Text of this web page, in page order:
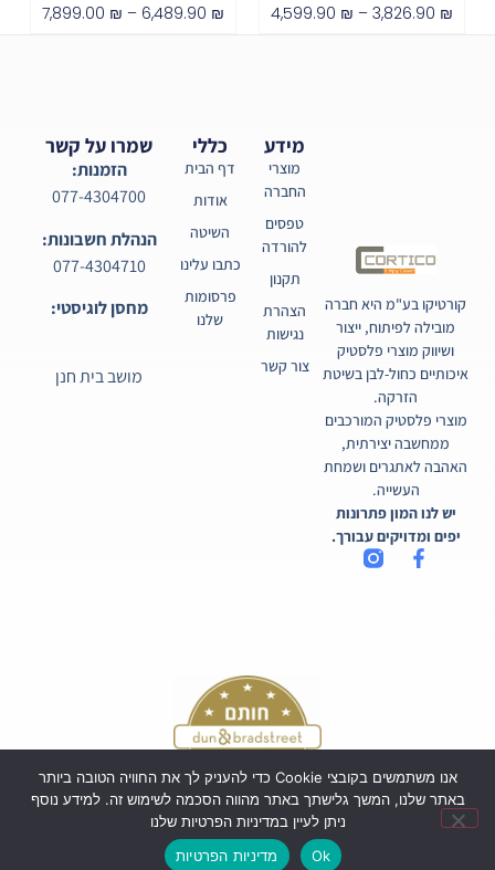
3,826.90 ₪
–
4,599.90 ₪
6,489.90 ₪
–
7,899.00 ₪
קורטיקו בע"מ היא חברה
מובילה לפיתוח, ייצור
ושיווק מוצרי פלסטיק
איכותיים כחול-לבן בשיטת
הזרקה.
מוצרי פלסטיק המורכבים
ממחשבה יצירתית,
האהבה לאתגרים ושמחת
העשייה.
יש לנו המון פתרונות
יפים ומדויקים עבורך.
כללי
דף הבית
אודות
השיטה
כתבו עלינו
פרסומות
שלנו
מידע
מוצרי
החברה
טפסים
להורדה
תקנון
הצהרת
נגישות
צור קשר
שמרו על קשר
הזמנות:
077-4304700
הנהלת חשבונות:
077-4304710
מחסן לוגיסטי:
מושב בית חנן
כל הזכויות שמורות לקורטיקו בע"מ ©
Powered by Webi Digital
אנו משתמשים בקובצי Cookie כדי להעניק לך את החוויה הטובה ביותר
באתר שלנו, המשך גלישתך באתר מהווה הסכמה לשימוש זה. למידע נוסף
ניתן לעיין במדיניות הפרטיות שלנו
Ok
מדיניות הפרטיות